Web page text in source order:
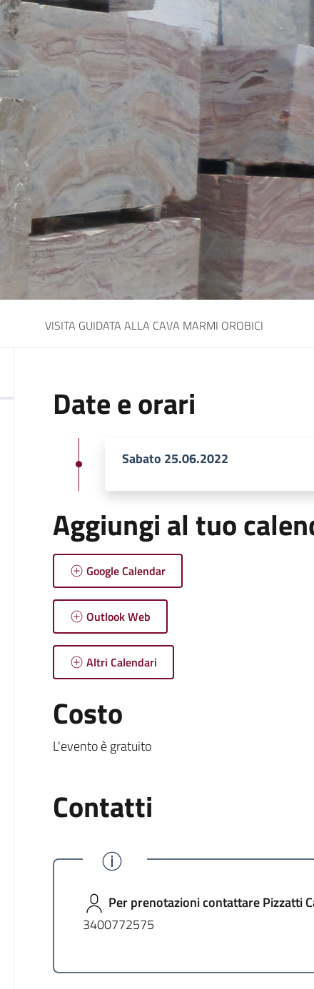
VISITA GUIDATA ALLA CAVA MARMI OROBICI
Date e orari
Sabato 25.06.2022
Aggiungi al tuo
Google Calendar
Outlook Web
Altri Calendari
Costo
L'evento è gratuito
Contatti
Per prenotazioni contattare Pizzatti
3400772575